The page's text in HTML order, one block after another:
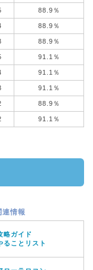
88.9％
88.9％
88.9％
91.1％
91.1％
91.1％
88.9％
91.1％
情報
略ガイド
ることリスト